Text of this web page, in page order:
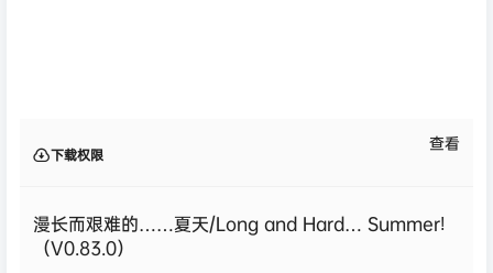
下载权限
查看
漫长而艰难的……夏天/Long and Hard… Summer!
（V0.83.0）